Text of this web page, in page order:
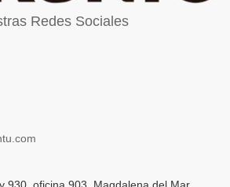
Redes Sociales